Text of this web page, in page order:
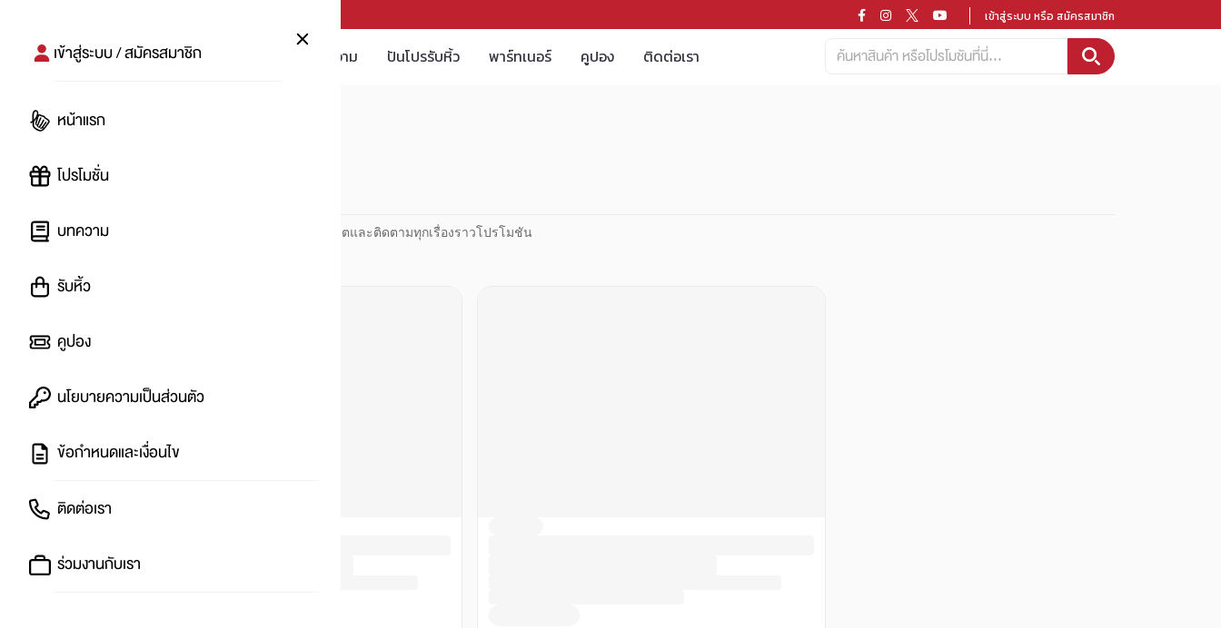
เข้าสู่ระบบ หรือ สมัครสมาชิก
บทความ ปันโปรรับหิ้ว พาร์ทเนอร์ คูปอง ติดต่อเรา
เข้าสู่ระบบ / สมัครสมาชิก
หน้าแรก
โปรโมชั่น
บทความ
รับหิ้ว
คูปอง
นโยบายความเป็นส่วนตัว
ข้อกำหนดและเงื่อนไข
ติดต่อเรา
ร่วมงานกับเรา
#
ปันโปร PUNPRO ที่ 1 ด้านโปรโมชัน อัปเดตและติดตามทุกเรื่องราวโปรโมชัน